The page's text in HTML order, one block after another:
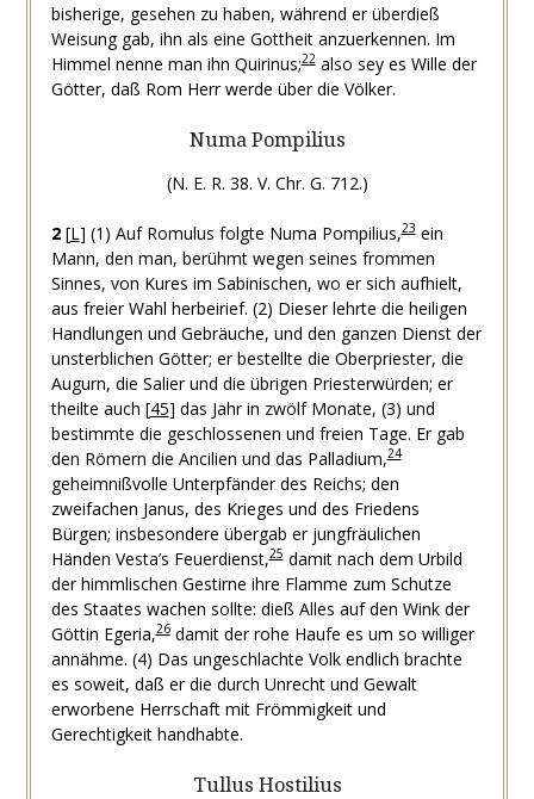
bisherige, gesehen zu haben, während er überdieß
Weisung gab, ihn als eine Gottheit anzuerkennen. Im
Himmel nenne man ihn Quirinus;22also sey es Wille der
Götter, daß Rom Herr werde über die Völker.
Numa Pompilius
(N. E. R. 38. V. Chr. G. 712.)
2 [L] (1) Auf Romulus folgte Numa Pompilius,23ein
Mann, den man, berühmt wegen seines frommen
Sinnes, von Kures im Sabinischen, wo er sich aufhielt,
aus freier Wahl herbeirief. (2) Dieser lehrte die heiligen
Handlungen und Gebräuche, und den ganzen Dienst der
unsterblichen Götter; er bestellte die Oberpriester, die
Augurn, die Salier und die übrigen Priesterwürden; er
theilte auch [45] das Jahr in zwölf Monate, (3) und
bestimmte die geschlossenen und freien Tage. Er gab
den Römern die Ancilien und das Palladium,24
geheimnißvolle Unterpfänder des Reichs; den
zweifachen Janus, des Krieges und des Friedens
Bürgen; insbesondere übergab er jungfräulichen
Händen Vesta’s Feuerdienst,25damit nach dem Urbild
der himmlischen Gestirne ihre Flamme zum Schutze
des Staates wachen sollte: dieß Alles auf den Wink der
Göttin Egeria,26damit der rohe Haufe es um so williger
annähme. (4) Das ungeschlachte Volk endlich brachte
es soweit, daß er die durch Unrecht und Gewalt
erworbene Herrschaft mit Frömmigkeit und
Gerechtigkeit handhabte.
Tullus Hostilius